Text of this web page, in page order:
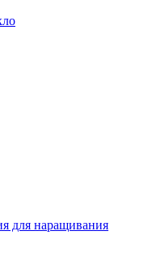
для наращивания